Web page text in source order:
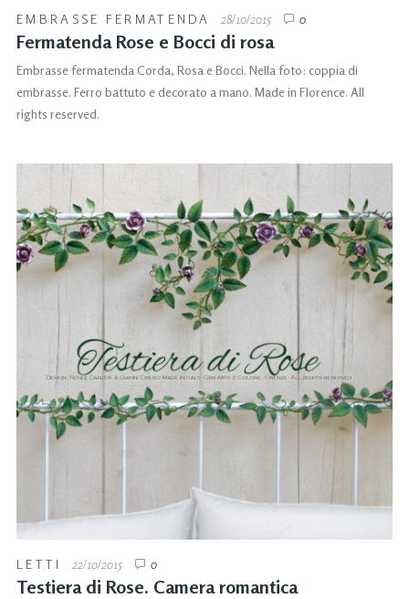
EMBRASSE FERMATENDA 28/10/2015 0
Fermatenda Rose e Bocci di rosa
Embrasse fermatenda Corda, Rosa e Bocci. Nella foto: coppia di
embrasse. Ferro battuto e decorato a mano. Made in Florence. All
rights reserved.
LETTI 22/10/2015 0
Testiera di Rose. Camera romantica